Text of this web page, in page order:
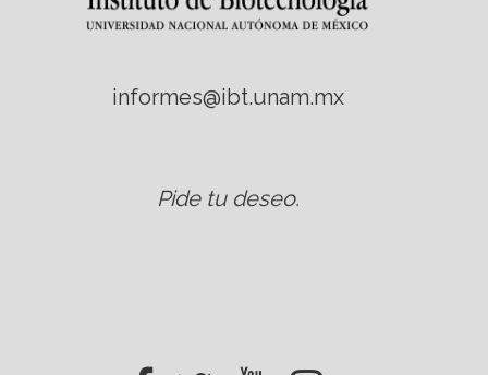
informes@ibt.unam.mx
Pide tu deseo.